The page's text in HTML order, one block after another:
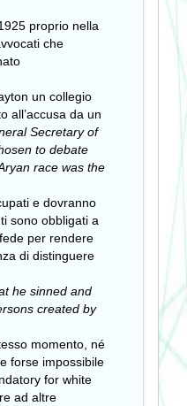
proprio nella
che
un collegio
all’accusa da un
Secretary of
to debate
race was the
e dovranno
sono obbligati a
per rendere
di distinguere
he sinned and
created by
momento, né
forse impossibile
for white
ad altre